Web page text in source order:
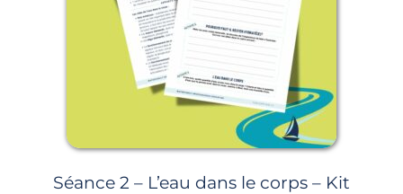
Séance 2 – L’eau dans le corps – Kit